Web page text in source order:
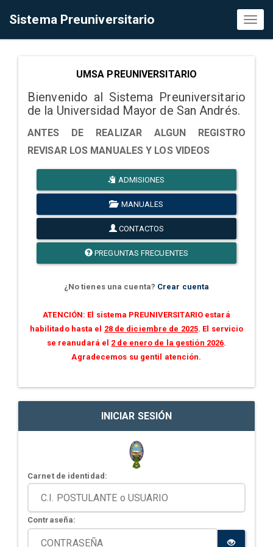
Sistema Preuniversitario
UMSA PREUNIVERSITARIO
Bienvenido al Sistema Preuniversitario
de la Universidad Mayor de San Andrés.
ANTES DE REALIZAR ALGUN REGISTRO
REVISAR LOS MANUALES Y LOS VIDEOS
ADMISIONES
MANUALES
CONTACTOS
PREGUNTAS FRECUENTES
¿No tienes una cuenta? Crear cuenta
ATENCIÓN: El sistema PREUNIVERSITARIO estará
habilitado hasta el 28 de diciembre de 2025. El servicio
se reanudará el 2 de enero de la gestión 2026.
Agradecemos su gentil atención.
INICIAR SESIÓN
Carnet de identidad:
Contraseña: